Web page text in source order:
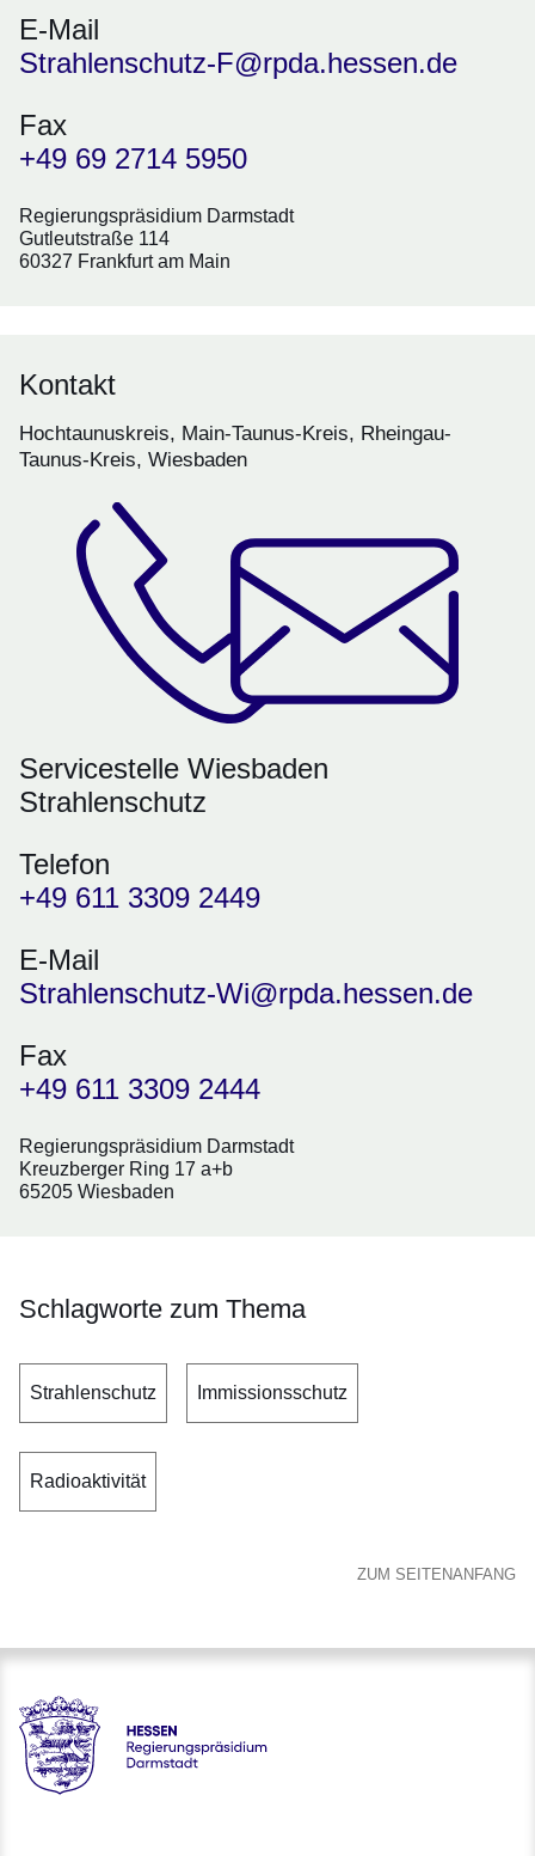
E-Mail
Strahlenschutz-F@rpda.hessen.de
Fax
+49 69 2714 5950
Regierungspräsidium Darmstadt
Gutleutstraße 114
60327 Frankfurt am Main
Kontakt
Hochtaunuskreis, Main-Taunus-Kreis, Rheingau-
Taunus-Kreis, Wiesbaden
Servicestelle Wiesbaden
Strahlenschutz
Telefon
+49 611 3309 2449
E-Mail
Strahlenschutz-Wi@rpda.hessen.de
Fax
+49 611 3309 2444
Regierungspräsidium Darmstadt
Kreuzberger Ring 17 a+b
65205 Wiesbaden
Schlagworte zum Thema
Strahlenschutz Immissionsschutz
Radioaktivität
ZUM SEITENANFANG
Hessen - Regierungspräsidium Darmstadt